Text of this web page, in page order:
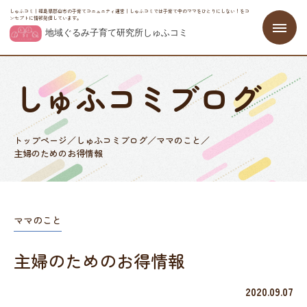
しゅふコミ｜福島県郡山市の子育てコニュニティ運営｜しゅふコミでは子育て中のママをひとりにしない！をコ
ンセプトに情報発信しています。
しゅふコミブログ
トップページ／しゅふコミブログ／ママのこと ／
主婦のためのお得情報
ママのこと
主婦のためのお得情報
2020.09.07